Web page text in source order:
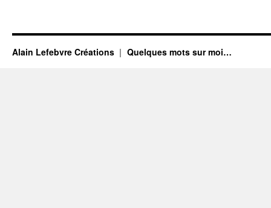
Alain Lefebvre Créations Quelques mots sur moi…